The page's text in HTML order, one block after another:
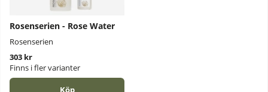
Rosenserien - Rose Water
Rosenserien
303 kr
Finns i fler varianter
Köp